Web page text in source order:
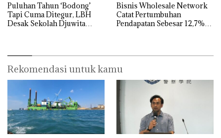
Puluhan Tahun ‘Bodong’
Tapi Cuma Ditegur, LBH
Desak Sekolah Djuwita
Bisnis Wholesale Network
Catat Pertumbuhan
Pendapatan Sebesar 12,7%
Rekomendasi untuk kamu